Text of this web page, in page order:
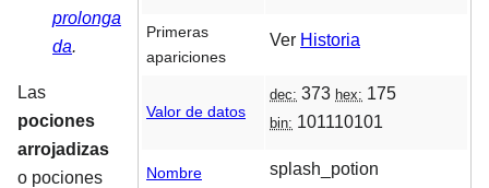
Primeras
apariciones
Ver Historia
Valor de datos
dec: 373 hex: 175
bin: 101110101
Nombre splash_potion
prolonga
da.
Las
pociones
arrojadizas
o pociones